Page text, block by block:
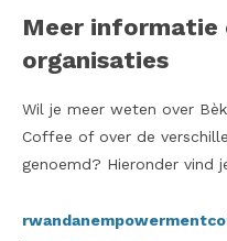
Meer informatie
organisaties
Wil je meer weten over
Coffee of over de
genoemd? Hieronder vind